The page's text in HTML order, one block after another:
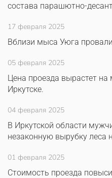
состава парашютно-
17 февраля 2025
Вблизи мыса Уюга
05 февраля 2025
Цена проезда вырастет
Иркутске.
04 февраля 2025
В Иркутской области
незаконную вырубку леса
01 февраля 2025
Стоимость проезда